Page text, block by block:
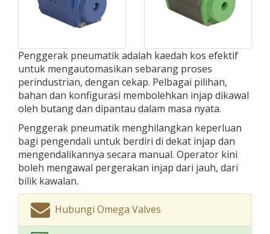
Penggerak pneumatik adalah kaedah kos efektif
untuk mengautomasikan sebarang proses
perindustrian, dengan cekap. Pelbagai pilihan,
bahan dan konfigurasi membolehkan injap dikawal
oleh butang dan dipantau dalam masa nyata.
Penggerak pneumatik menghilangkan keperluan
bagi pengendali untuk berdiri di dekat injap dan
mengendalikannya secara manual. Operator kini
boleh mengawal pergerakan injap dari jauh, dari
bilik kawalan.
Hubungi Omega Valves